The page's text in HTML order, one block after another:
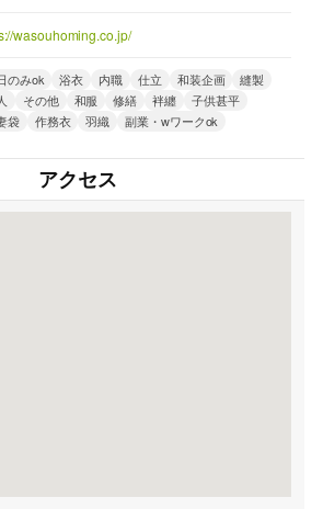
wasouhoming.co.jp/
のみok 浴衣 内職 仕立 和装企画
縫製
その他 和服 修繕 袢纏
子供甚平
袋
作務衣 羽織 副業・wワークok
アクセス